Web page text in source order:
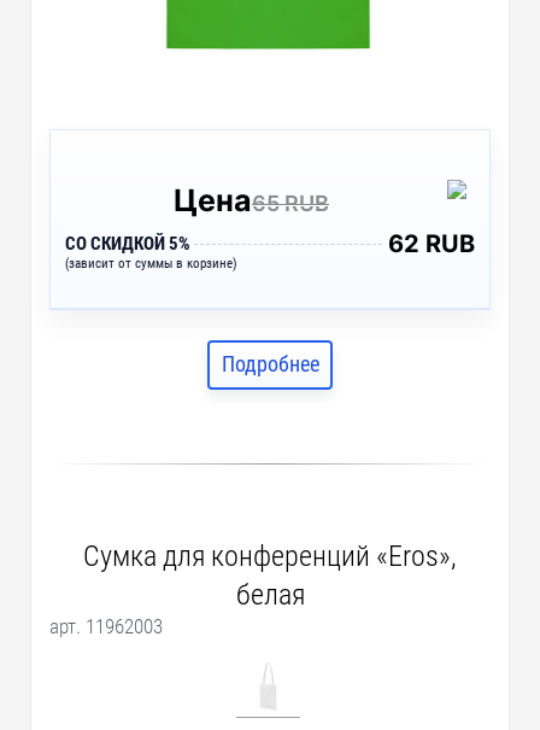
Цена65 RUB
СО СКИДКОЙ 5%
(зависит от суммы в корзине)
62 RUB
Подробнее
Сумка для конференций «Eros»,
белая
арт. 11962003